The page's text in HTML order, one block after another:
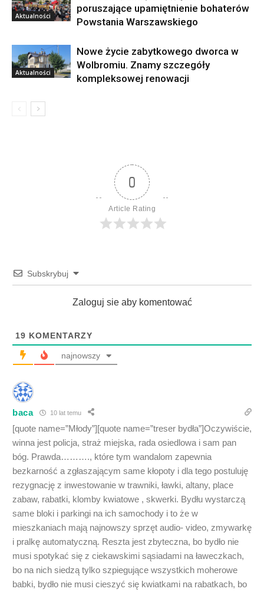
Aktualności
poruszające upamiętnienie bohaterów
Powstania Warszawskiego
Aktualności
Nowe życie zabytkowego dworca w
Wolbromiu. Znamy szczegóły
kompleksowej renowacji
0
Article Rating
Subskrybuj
Zaloguj sie aby komentować
19 KOMENTARZY
najnowszy
baca 10 lat temu
[quote name=”Młody”][quote name=”treser bydła”]Oczywiście,
winna jest policja, straż miejska, rada osiedlowa i sam pan
bóg. Prawda………., które tym wandalom zapewnia
bezkarność a zgłaszającym same kłopoty i dla tego postuluję
rezygnację z inwestowanie w trawniki, ławki, altany, place
zabaw, rabatki, klomby kwiatowe , skwerki. Bydłu wystarczą
same bloki i parkingi na ich samochody i to że w
mieszkaniach mają najnowszy sprzęt audio- video, zmywarkę
i pralkę automatyczną. Reszta jest zbyteczna, bo bydło nie
musi spotykać się z ciekawskimi sąsiadami na ławeczkach,
bo na nich siedzą tylko szpiegujące wszystkich moherowe
babki, bydło nie musi cieszyć się kwiatkami na rabatkach, bo